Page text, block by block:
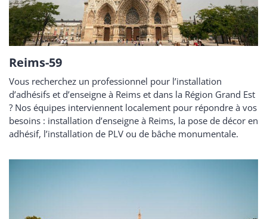
Reims-59
Vous recherchez un professionnel pour l’installation
d’adhésifs et d’enseigne à Reims et dans la Région Grand Est
? Nos équipes interviennent localement pour répondre à vos
besoins : installation d’enseigne à Reims, la pose de décor en
adhésif, l’installation de PLV ou de bâche monumentale.